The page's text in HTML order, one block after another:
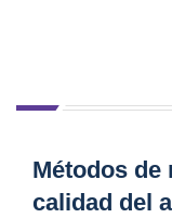
Métodos de
calidad del